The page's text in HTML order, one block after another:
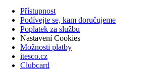
Přístupnost
Podívejte se, kam doručujeme
Poplatek za službu
Nastavení Cookies
Možnosti platby
itesco.cz
Clubcard